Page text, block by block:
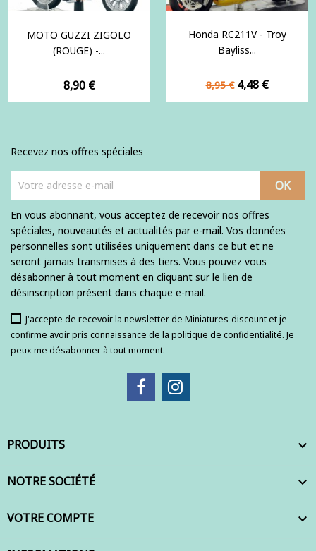
MOTO GUZZI ZIGOLO
(ROUGE) -...
Prix
8,90 €
Honda RC211V - Troy
Bayliss...
Prix
de
8,95 € Prix
4,48 €
Recevez nos offres spéciales
En vous abonnant, vous acceptez de recevoir nos offres
spéciales, nouveautés et actualités par e-mail. Vos données
personnelles sont utilisées uniquement dans ce but et ne
seront jamais transmises à des tiers. Vous pouvez vous
désabonner à tout moment en cliquant sur le lien de
désinscription présent dans chaque e-mail.
J'accepte de recevoir la newsletter de Miniatures-discount et je
confirme avoir pris connaissance de la politique de confidentialité. Je
peux me désabonner à tout moment.
PRODUITS 
NOTRE SOCIÉTÉ 
VOTRE COMPTE 